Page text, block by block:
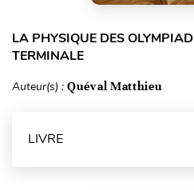
LA PHYSIQUE DES
TERMINALE
Auteur(s) : Quéval Matthieu
LIVRE